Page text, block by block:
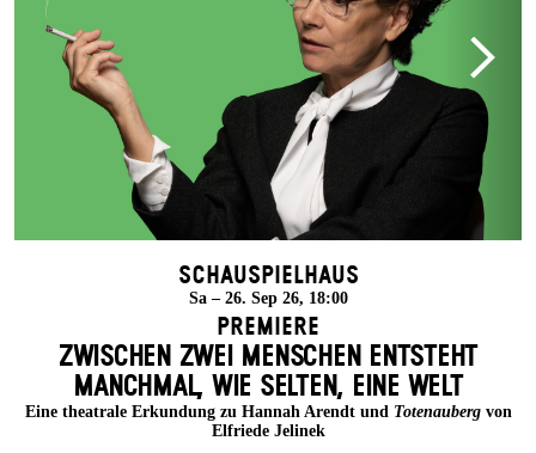
Schauspielhaus
Sa – 26. Sep 26, 18:00
Premiere
ZWISCHEN ZWEI MENSCHEN ENT­STEHT
MANCH­MAL, WIE SELTEN, EINE WELT
Eine theatrale Erkundung zu Hannah Arendt und Totenaubergvon
Elfriede Jelinek